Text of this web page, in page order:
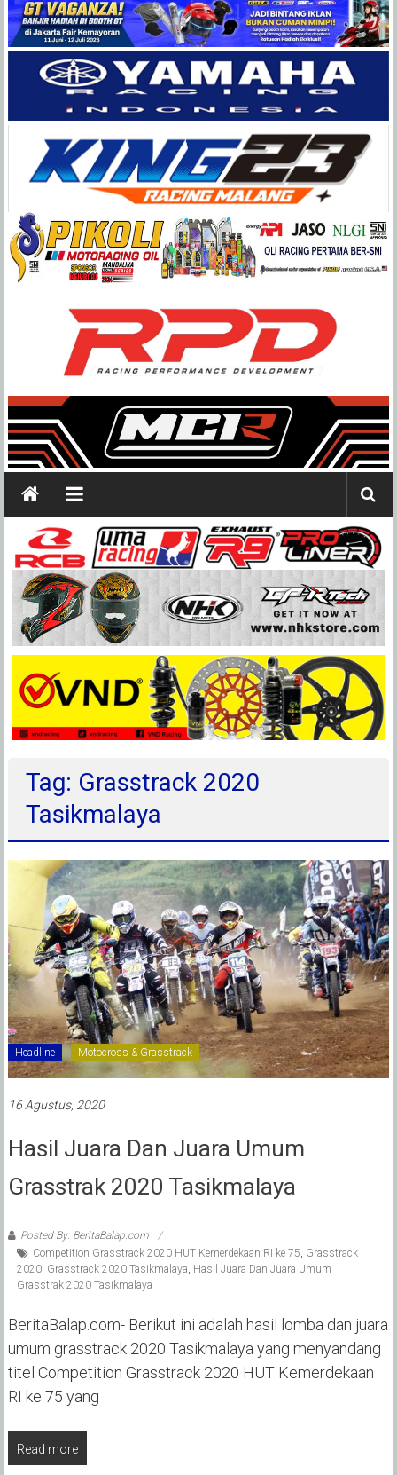
Balap
Paling
Lengkap
Tag: Grasstrack 2020
Tasikmalaya
Headline Motocross & Grasstrack
16 Agustus, 2020
Hasil Juara Dan Juara Umum
Grasstrak 2020 Tasikmalaya
Posted By: BeritaBalap.com
Competition Grasstrack 2020 HUT Kemerdekaan RI ke 75, Grasstrack
2020, Grasstrack 2020 Tasikmalaya, Hasil Juara Dan Juara Umum
Grasstrak 2020 Tasikmalaya
BeritaBalap.com- Berikut ini adalah hasil lomba dan juara
umum grasstrack 2020 Tasikmalaya yang menyandang
titel Competition Grasstrack 2020 HUT Kemerdekaan
RI ke 75 yang
Read more